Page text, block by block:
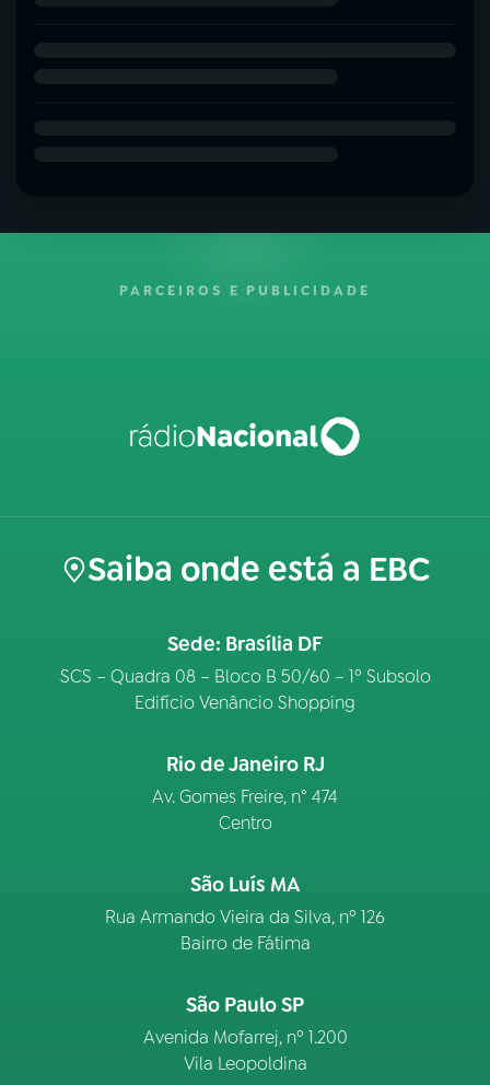
PARCEIROS E PUBLICIDADE
Saiba onde está a EBC
Sede: Brasília DF
SCS – Quadra 08 – Bloco B 50/60 – 1º Subsolo
Edifício Venâncio Shopping
Rio de Janeiro RJ
Av. Gomes Freire, n° 474
Centro
São Luís MA
Rua Armando Vieira da Silva, nº 126
Bairro de Fátima
São Paulo SP
Avenida Mofarrej, nº 1.200
Vila Leopoldina